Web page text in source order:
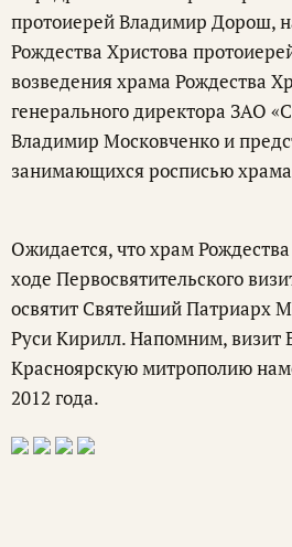
протоиерей Владимир Дорош,
Рождества Христова
возведения храма Рождества
генерального директора ЗАО
Владимир Московченко и
занимающихся росписью
Ожидается, что храм
ходе Первосвятительского
освятит Святейший Патриарх
Руси Кирилл. Напомним, визит
Красноярскую митрополию
2012 года.